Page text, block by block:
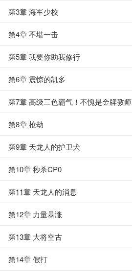
第3章 海军少校
第4章 不堪一击
第5章 我要你助我修行
第6章 震惊的凯多
第7章 高级三色霸气！不愧是金牌教师
第8章 抢劫
第9章 天龙人的护卫犬
第10章 秒杀CP0
第11章 天龙人的消息
第12章 力量暴涨
第13章 大将空古
第14章 假打